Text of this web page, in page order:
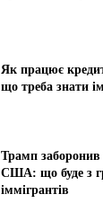
Як працює
що треба знати
Трамп
США: що буде з
іммігрантів